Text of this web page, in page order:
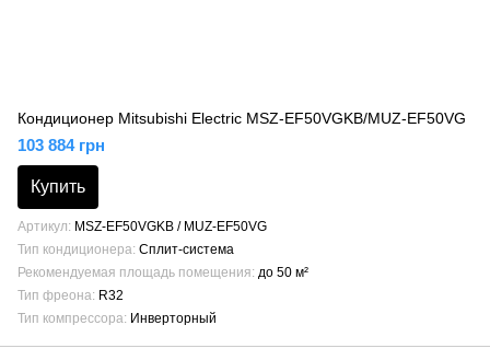
Кондиционер Mitsubishi Electric MSZ-EF50VGKB/MUZ-EF50VG
103 884 грн
Купить
Артикул
MSZ-EF50VGKB / MUZ-EF50VG
Тип кондиционера Сплит-система
Рекомендуемая площадь помещения до 50 м²
Тип фреона R32
Тип компрессора Инверторный